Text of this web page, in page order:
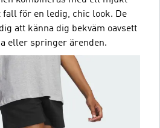
för en ledig, chic look. De
att känna dig bekväm oavsett
eller springer ärenden.